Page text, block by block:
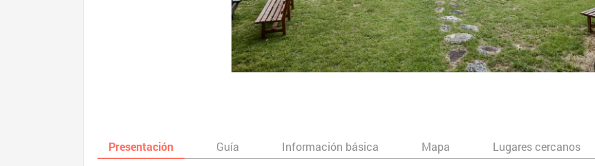
Presentación Guía Información básica Mapa Lugares cercanos